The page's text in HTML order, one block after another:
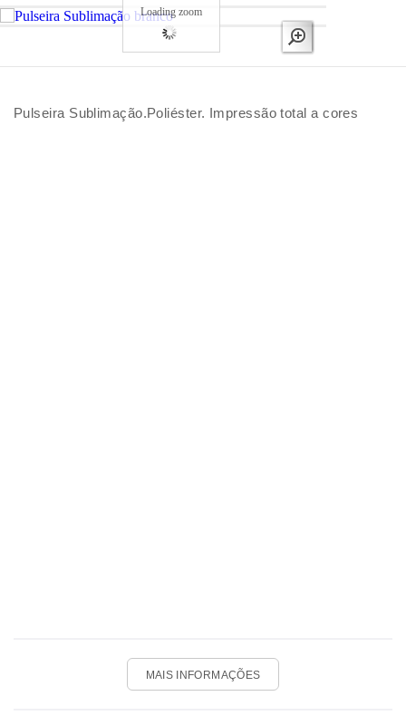
Loading zoom
Pulseira Sublimação.Poliéster. Impressão total a cores
MAIS INFORMAÇÕES